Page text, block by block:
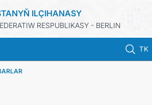
ILÇIHANASY
RESPUBLIKASY - BERLIN
TK
BAŞ SAHYPA